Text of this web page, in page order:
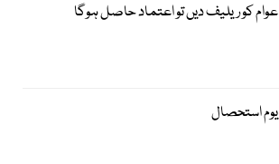
عوام کو ریلیف دیں تو اعتماد حاصل ہوگا
یوم استحصال